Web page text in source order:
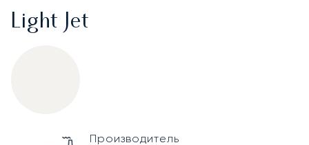
Light Jet
Производитель